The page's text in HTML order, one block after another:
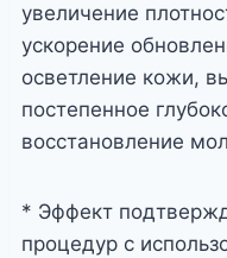
увеличение
ускорение
осветление кожи,
постепенное
восстановление
* Эффект
процедур с